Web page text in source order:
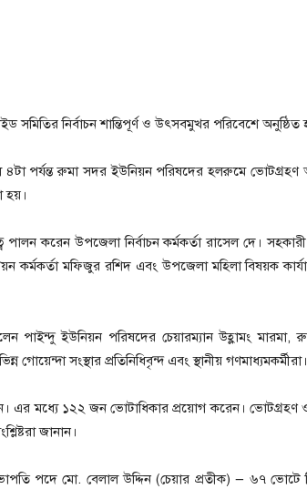
সমিতির নির্বাচন শান্তিপূর্ণ ও উৎসবমুখর পরিবেশে অনুষ্ঠিত
পর্যন্ত রুমা সদর ইউনিয়ন পরিষদের হলরুমে ভোটগ্রহণ
হয়।
পালন করেন উপজেলা নির্বাচন কর্মকর্তা রাসেল দে।
কর্মকর্তা মফিজুর রশিদ এবং উপজেলা মহিলা বিষয়ক
পাইন্দু ইউনিয়ন পরিষদের চেয়ারম্যান উহ্লামং মারমা,
গোয়েন্দা সংস্থার প্রতিনিধিবৃন্দ এবং স্থানীয় গণমাধ্যমকর্মীরা।
এর মধ্যে ১২২ জন ভোটাধিকার প্রয়োগ করেন। ভোটগ্রহণ ও
জানান।
সভাপতি পদে মো. বেলাল উদ্দিন (চেয়ার প্রতীক) — ৬৭